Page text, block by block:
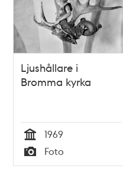
Ljushållare i
Bromma kyrka
Tid
1969
Typ
Foto